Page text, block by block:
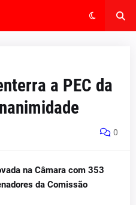
a PEC da
0
na Câmara com 353
da Comissão